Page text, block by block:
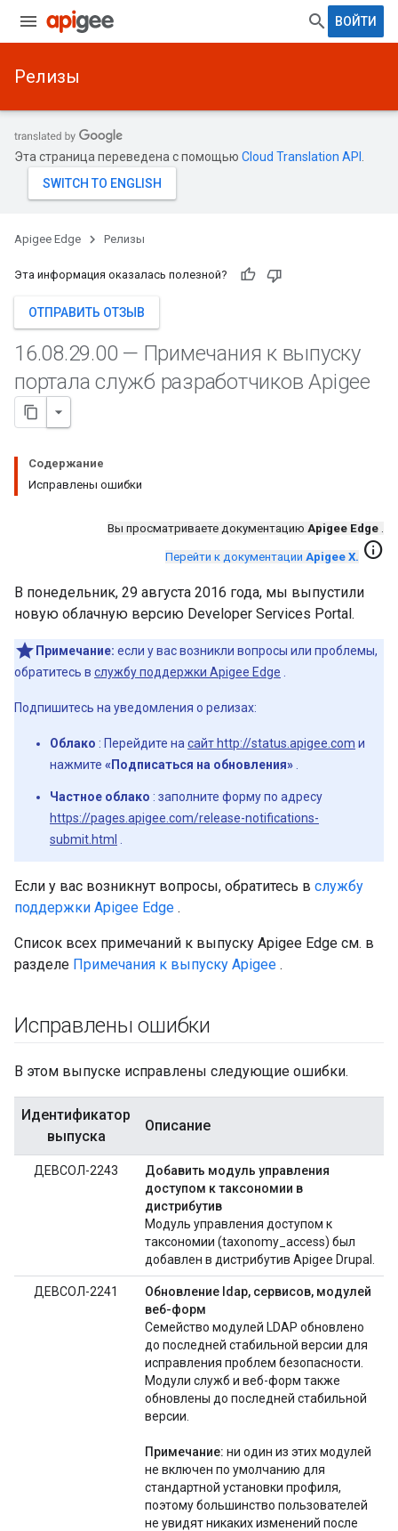
ВОЙТИ
Релизы
Эта страница переведена с помощью Cloud Translation API
Apigee Edge Релизы
Эта информация оказалась полезной?
ОТПРАВИТЬ ОТЗЫВ
16.08.29.00 — Примечания к выпуску
портала служб разработчиков Apigee
Содержание
Исправлены ошибки
Вы просматриваете документацию Apigee Edge .
Перейти к документации Apigee X. info
В понедельник, 29 августа 2016 года, мы выпустили
новую облачную версию Developer Services Portal.
Примечание: если у вас возникли вопросы или проблемы,
обратитесь в службу поддержки Apigee Edge
Подпишитесь на уведомления о релизах:
Облако : Перейдите на сайт http://status.apigee.com и
нажмите «Подписаться на обновления»
Частное облако : заполните форму по адресу
https://pages.apigee.com/release-notifications-
submit.html
Если у вас возникнут вопросы, обратитесь в службу
поддержки Apigee Edge .
Список всех примечаний к выпуску Apigee Edge см. в
разделе Примечания к выпуску Apigee .
Исправлены ошибки
В этом выпуске исправлены следующие ошибки.
Идентификатор
выпуска
Описание
ДЕВСОЛ-2243
Добавить модуль управления
доступом к таксономии в
дистрибутив
Модуль управления доступом к
таксономии (taxonomy_access) был
добавлен в дистрибутив Apigee Drupal.
ДЕВСОЛ-2241
Обновление ldap, сервисов, модулей
веб-форм
Семейство модулей LDAP обновлено
до последней стабильной версии для
исправления проблем безопасности.
Модули служб и веб-форм также
обновлены до последней стабильной
версии.
Примечание: ни один из этих модулей
не включен по умолчанию для
стандартной установки профиля,
поэтому большинство пользователей
не увидят никаких изменений после